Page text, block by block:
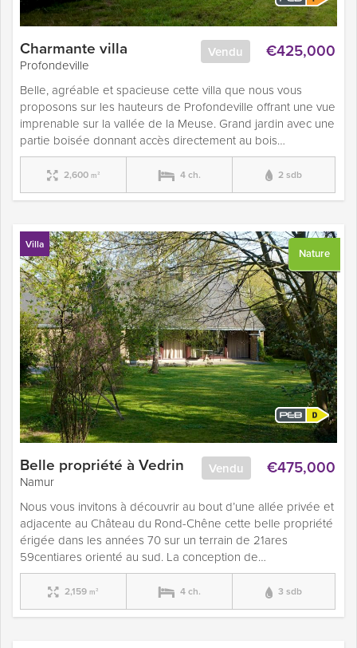
€425,000
Vendu
Charmante villa
Profondeville
Belle, agréable et spacieuse cette villa que nous vous
proposons sur les hauteurs de Profondeville offrant une vue
imprenable sur la vallée de la Meuse. Grand jardin avec une
partie boisée donnant accès directement au bois…
2,600 m² 4 ch. 2 sdb
Nature
Villa
€475,000
Vendu
Belle propriété à Vedrin
Namur
Nous vous invitons à découvrir au bout d’une allée privée et
adjacente au Château du Rond-Chêne cette belle propriété
érigée dans les années 70 sur un terrain de 21ares
59centiares orienté au sud. La conception de…
2,159 m² 4 ch. 3 sdb